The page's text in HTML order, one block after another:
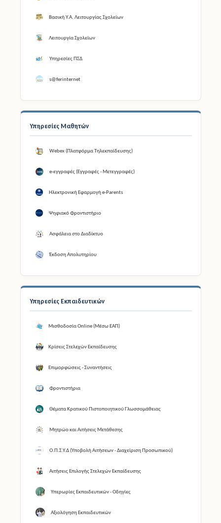
Βασική Υ.Α. Λειτουργίας Σχολείων
Λειτουργία Σχολείων
Υπηρεσίες ΠΣΔ
s@ferinternet
Υπηρεσίες Μαθητών
Webex (Πλατφόρμα Τηλεκπαίδευσης)
e-εγγραφές (Εγγραφές - Μετεγγραφές)
Ηλεκτρονική Εφαρμογή e-Parents
Ψηφιακό Φροντιστήριο
Ασφάλεια στο Διαδίκτυο
Έκδοση Απολυτηρίου
Υπηρεσίες Εκπαιδευτικών
Μισθοδοσία Online (Μέσω ΕΑΠ)
Κρίσεις Στελεχών Εκπαίδευσης
Επιμορφώσεις - Συναντήσεις
Φροντιστήρια
Θέματα Κρατικού Πιστοποιητικού Γλωσσομάθειας
Μητρώο και Αιτήσεις Μετάθεσης
Ο.Π.Σ.Υ.Δ (Υποβολή Αιτήσεων - Διαχείριση Προσωπικού)
Αιτήσεις Επιλογής Στελεχών Εκπαίδευσης
Υπερωρίες Εκπαιδευτικών - Οδηγίες
Αξιολόγηση Εκπαιδευτικών